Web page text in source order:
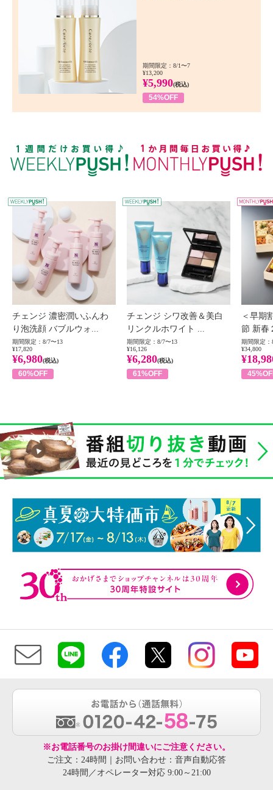
期間限定：8/1〜7
¥13,200
¥5,990(税込)
54%OFF
WEEKLY PUSH
チェンジ 濃密潤いふんわ
り泡洗顔 バブルウォ...
期間限定：8/7〜13
¥17,820
¥6,980(税込)
60%OFF
チェンジ シワ改善＆美白
リンクルホワイト ...
期間限定：8/7〜13
¥16,126
¥6,280(税込)
61%OFF
＜早期
節 新春
期間限定：
¥34,800
※お電話番号のお掛け間違いにご注意ください。
ご注文：24時間｜お問い合わせ：音声自動応答
24時間／オペレーター対応 9:00～21:00